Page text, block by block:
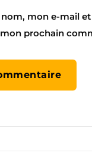
mon e-mail
prochain